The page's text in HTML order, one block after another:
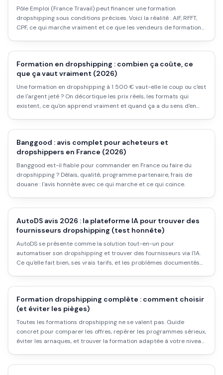
Pôle Emploi (France Travail) peut financer une formation
dropshipping sous conditions précises. Voici la réalité : AIF, RFFT,
CPF, ce qui marche vraiment et ce que les vendeurs de formations
Formation en dropshipping : combien ça coûte, ce
que ça vaut vraiment (2026)
Une formation en dropshipping à 1 500 € vaut-elle le coup ou c'est
de l'argent jeté ? On décortique les prix réels, les formats qui
existent, ce qu'on apprend vraiment et quand ça a du sens d'en
Banggood : avis complet pour acheteurs et
dropshippers en France (2026)
Banggood est-il fiable pour commander en France ou faire du
dropshipping ? Délais, qualité, programme partenaire, frais de
douane : l'avis honnête avec ce qui marche et ce qui coince.
AutoDS avis 2026 : la plateforme IA pour trouver des
fournisseurs dropshipping (test honnête)
AutoDS se présente comme la solution tout-en-un pour
automatiser son dropshipping et trouver des fournisseurs via l'IA.
Ce qu'elle fait bien, ses vrais tarifs, et les problèmes documentés
Formation dropshipping complète : comment choisir
(et éviter les pièges)
Toutes les formations dropshipping ne se valent pas. Guide
concret pour comparer les offres, repérer les programmes sérieux,
éviter les arnaques, et trouver la formation adaptée à votre niveau